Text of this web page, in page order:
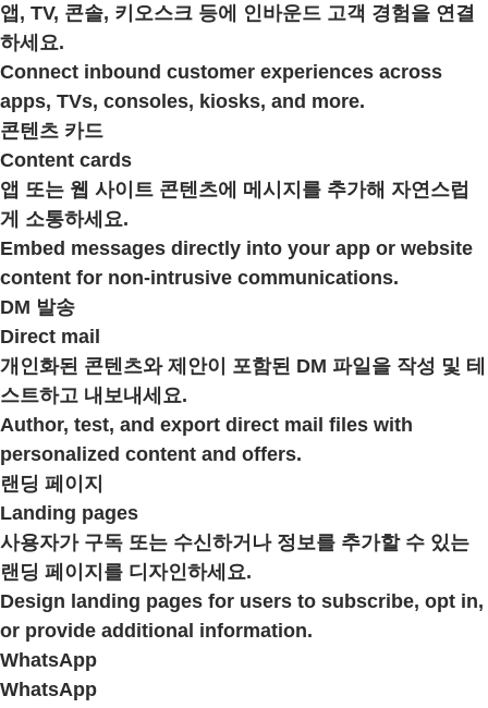
앱, TV, 콘솔, 키오스크 등에 인바운드 고객 경험을 연결
하세요.
Connect inbound customer experiences across
apps, TVs, consoles, kiosks, and more.
콘텐츠 카드
Content cards
앱 또는 웹 사이트 콘텐츠에 메시지를 추가해 자연스럽
게 소통하세요.
Embed messages directly into your app or website
content for non-intrusive communications.
DM 발송
Direct mail
개인화된 콘텐츠와 제안이 포함된 DM 파일을 작성 및 테
스트하고 내보내세요.
Author, test, and export direct mail files with
personalized content and offers.
랜딩 페이지
Landing pages
사용자가 구독 또는 수신하거나 정보를 추가할 수 있는
랜딩 페이지를 디자인하세요.
Design landing pages for users to subscribe, opt in,
or provide additional information.
WhatsApp
WhatsApp